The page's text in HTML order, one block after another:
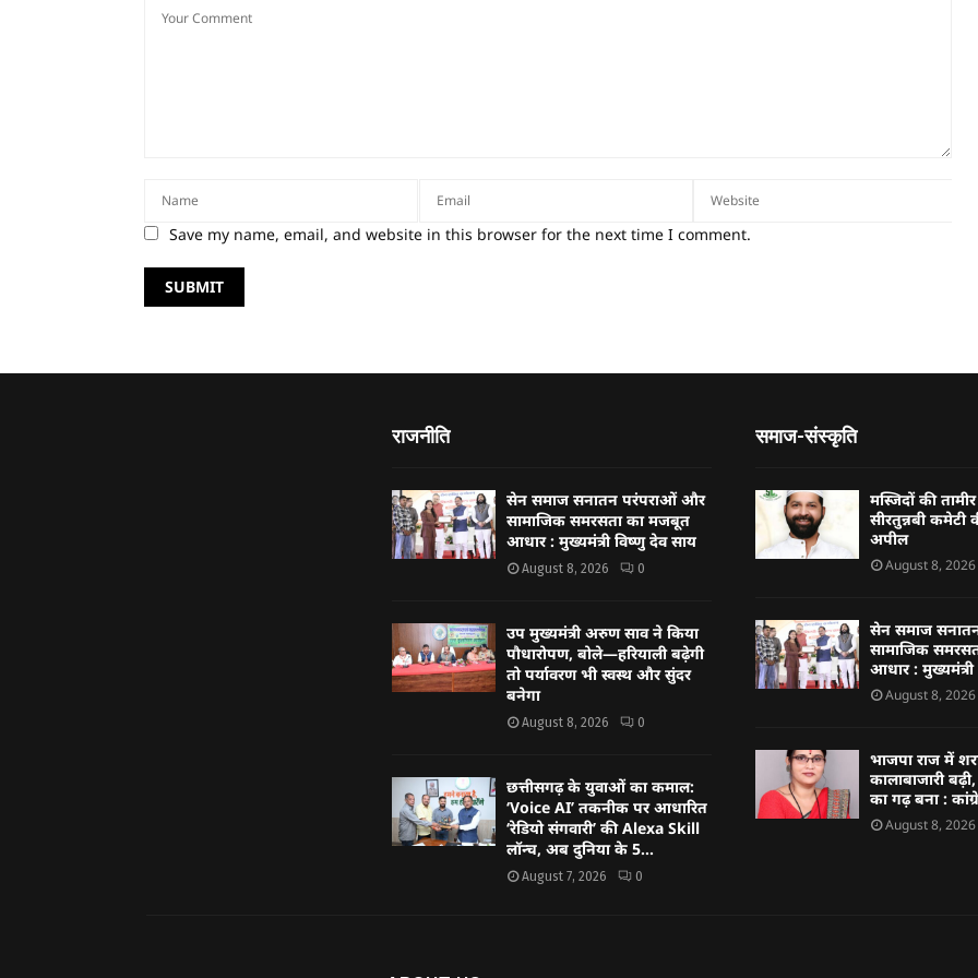
Save my name, email, and website in this browser for the next time I comment.
राजनीति
सेन समाज सनातन परंपराओं और
सामाजिक समरसता का मजबूत
आधार : मुख्यमंत्री विष्णु देव साय
August 8, 2026 0
उप मुख्यमंत्री अरुण साव ने किया
पौधारोपण, बोले—हरियाली बढ़ेगी
तो पर्यावरण भी स्वस्थ और सुंदर
बनेगा
August 8, 2026 0
छत्तीसगढ़ के युवाओं का कमाल:
‘Voice AI’ तकनीक पर आधारित
‘रेडियो संगवारी’ की Alexa Skill
लॉन्च, अब दुनिया के 5...
August 7, 2026 0
समाज-संस्कृति
मस्जिदों की
सीरतुन्नबी
अपील
August 8, 2026
सेन समाज
सामाजिक
आधार :
August 8, 2026
भाजपा राज में
कालाबाजारी
का गढ़ बना :
August 8, 2026